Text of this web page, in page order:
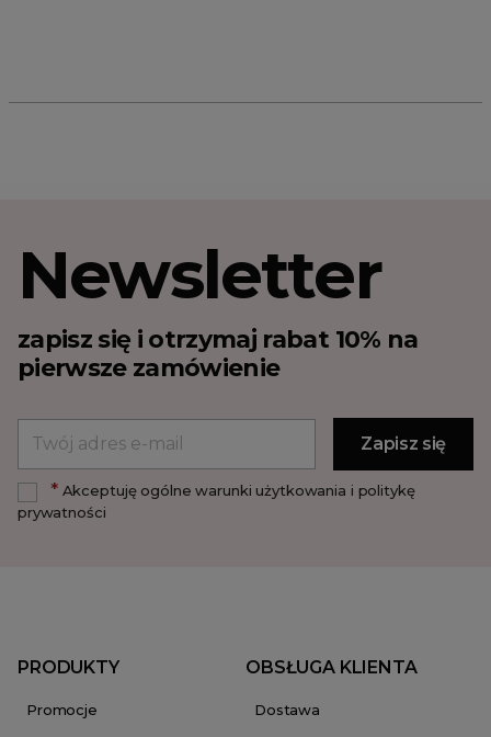
Newsletter
zapisz się i otrzymaj rabat 10% na
pierwsze zamówienie
*Akceptuję ogólne warunki użytkowania i politykę
prywatności
PRODUKTY
Promocje
OBSŁUGA KLIENTA
Dostawa